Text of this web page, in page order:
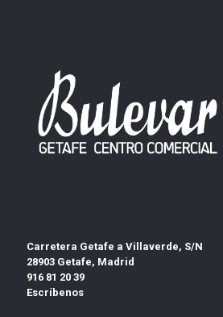
Carretera Getafe a Villaverde, S/N
28903 Getafe, Madrid
916 81 20 39
Escríbenos